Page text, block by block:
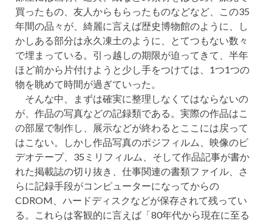
買ったもの、友人からもらったものなどなど、この35
年間の品々が、綺麗に言えば歴史博物館のように、し
かしある部分は永久凍土のように、とてつもない数々
で埋まっている。引っ越しの期限が迫ってきて、半年
ほど前から片付けようと少し手をつけては、1つ1つの
物を眺めて時間が過ぎていった。
そんな中、まずは確実に整理しなくてはならないの
が、作品の写真などの記録類である。実際の作品はこ
の部屋で制作し、展示などが終わるとここには戻って
はこない。しかし作品写真のポジフィルム、映像のビ
デオテープ、35ミリフィルム、そして作品記事が書か
れた掲載誌の切り抜き、仕事関連の書類ファイル、さ
らに記録手段がコンピューターになってからの
CDROM、ハードディスクなどが保存されて残ってい
る。これらは客観的に言えば「80年代から現在に至る